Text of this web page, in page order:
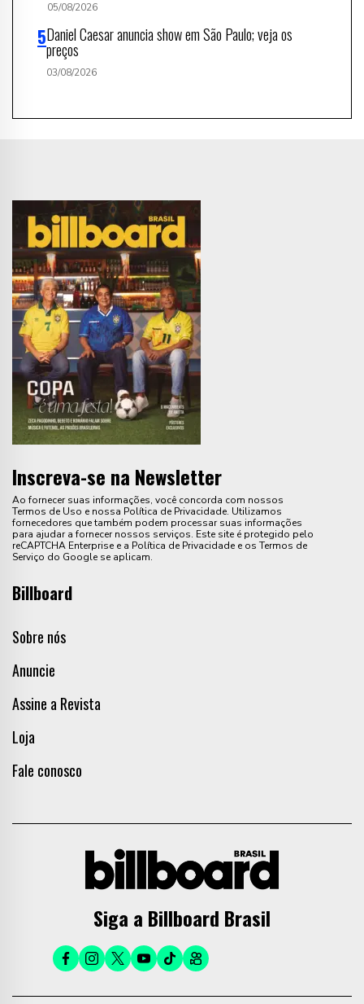
05/08/2026
Daniel Caesar anuncia show em São Paulo; veja os
preços
03/08/2026
Inscreva-se na Newsletter
Ao fornecer suas informações, você concorda com nossos
Termos de Uso e nossa Política de Privacidade. Utilizamos
fornecedores que também podem processar suas informações
para ajudar a fornecer nossos serviços. Este site é protegido pelo
reCAPTCHA Enterprise e a Política de Privacidade e os Termos de
Serviço do Google se aplicam.
Billboard
Sobre nós
Anuncie
Assine a Revista
Loja
Fale conosco
Siga a Billboard Brasil